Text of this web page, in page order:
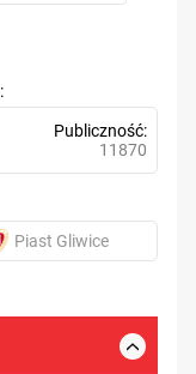
Publiczność
11870
Piast Gliwice